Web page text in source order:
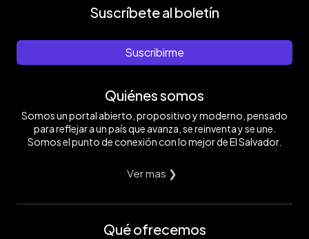
Suscríbete al boletín
Suscribirme
Quiénes somos
Somos un portal abierto, propositivo y moderno, pensado
para reflejar a un país que avanza, se reinventa y se une.
Somos el punto de conexión con lo mejor de El Salvador.
Ver mas ❯
Qué ofrecemos